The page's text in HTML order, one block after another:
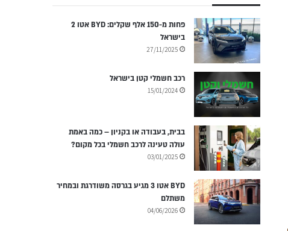
פחות מ-150 אלף שקלים: BYD אטו 2
בישראל
27/11/2025
רכב חשמלי קטן בישראל
15/01/2024
בבית, בעבודה או בקניון – כמה באמת
עולה טעינה לרכב חשמלי בכל מקום?
03/01/2025
BYD אטו 3 מגיע בגרסה משודרגת ובמחיר
משתלם
04/06/2026